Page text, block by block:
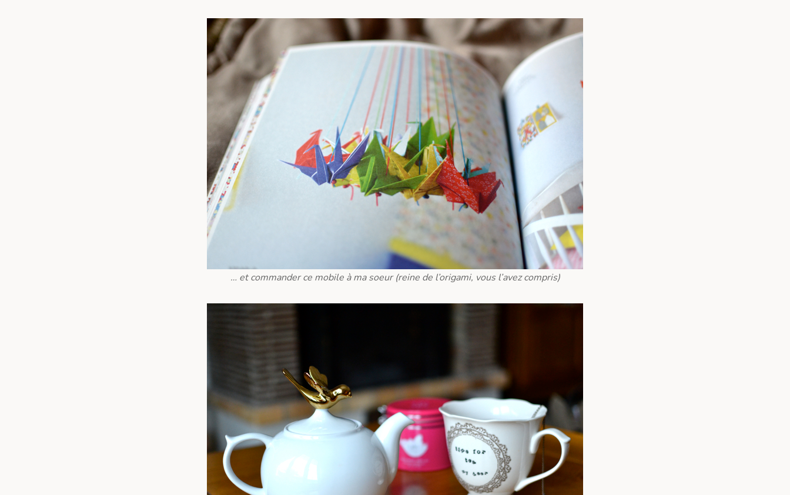
… et commander ce mobile à ma soeur (reine de l’origami, vous l’avez compris)